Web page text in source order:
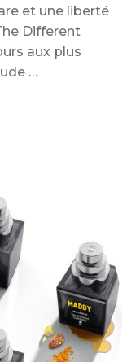
et une liberté
Different
aux plus